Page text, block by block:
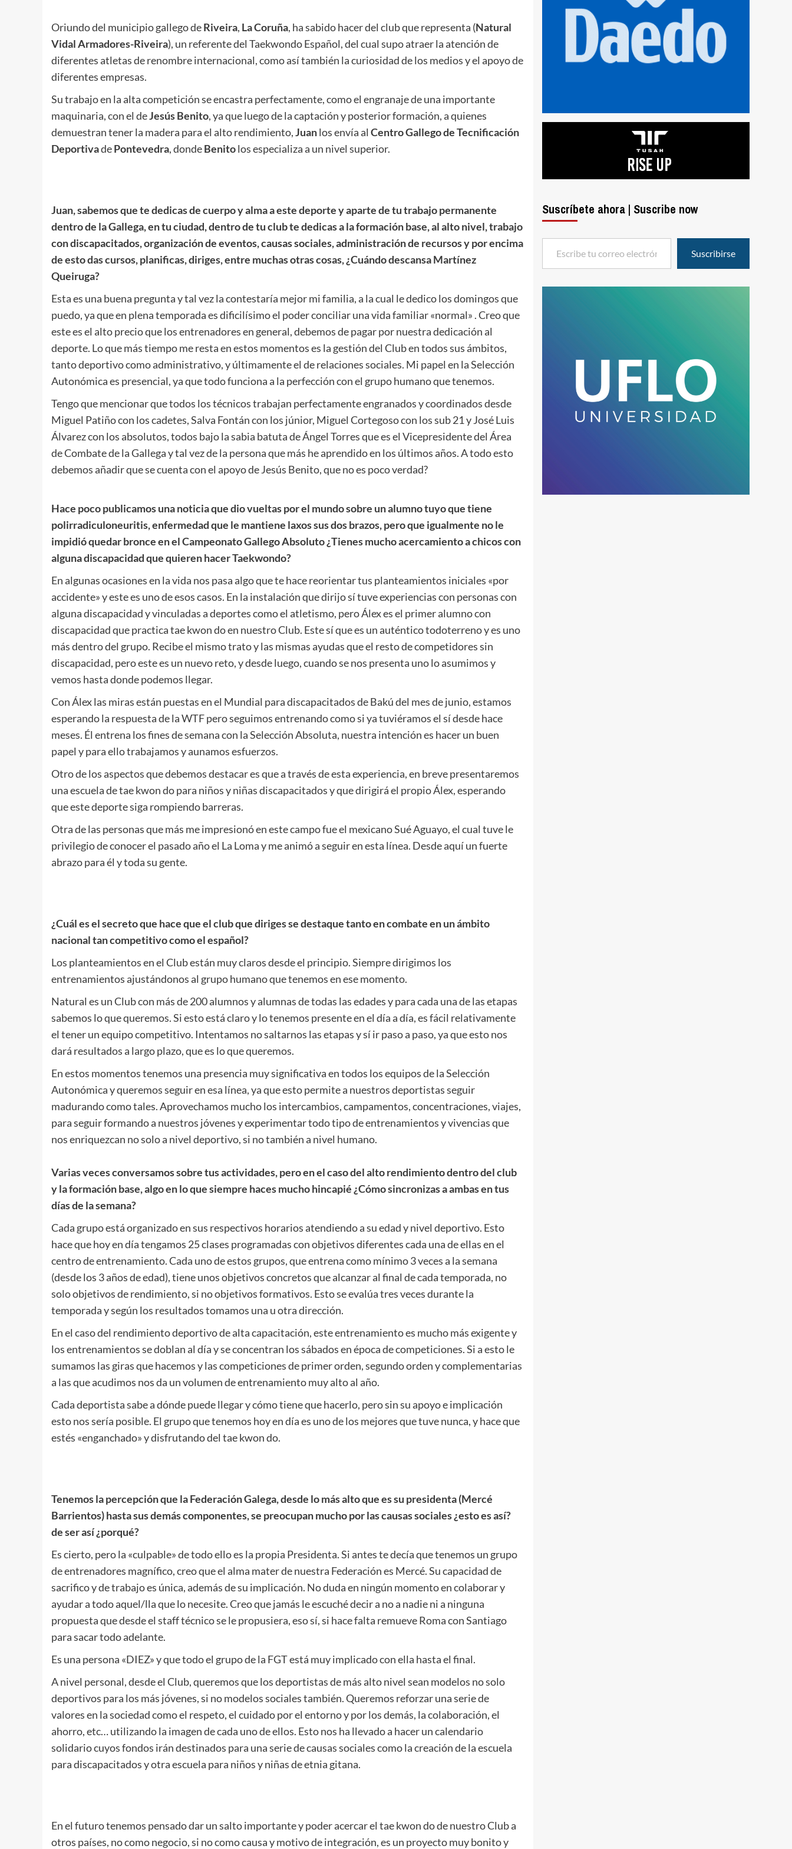
Oriundo del municipio gallego deRiveira, La Coruña, ha sabido hacer del club que representa (Natural
Vidal Armadores-Riveira), un referente del Taekwondo Español, del cual supo atraer la atención de
diferentes atletas de renombre internacional, como así también la curiosidad de los medios y el apoyo de
diferentes empresas.
Su trabajo en la alta competición se encastra perfectamente, como el engranaje de una importante
maquinaria, con el deJesús Benito, ya que luego de la captación y posterior formación, a quienes
demuestran tener la madera para el alto rendimiento,Juanlos envía al Centro Gallego de Tecnificación
DeportivadePontevedra, dondeBenitolos especializa a un nivel superior.
Juan, sabemos que te dedicas de cuerpo y alma a este deporte y aparte de tu trabajo permanente
dentro de la Gallega, en tu ciudad, dentro de tu club te dedicas a la formación base, al alto nivel, trabajo
con discapacitados, organización de eventos, causas sociales, administración de recursos y por encima
de esto das cursos, planificas, diriges, entre muchas otras cosas, ¿Cuándo descansa Martínez
Queiruga?
Esta es una buena pregunta y tal vez la contestaría mejor mi familia, a la cual le dedico los domingos que
puedo, ya que en plena temporada es dificilísimo el poder conciliar una vida familiar «normal» . Creo que
este es el alto precio que los entrenadores en general, debemos de pagar por nuestra dedicación al
deporte. Lo que más tiempo me resta en estos momentos es la gestión del Club en todos sus ámbitos,
tanto deportivo como administrativo, y últimamente el de relaciones sociales. Mi papel en la Selección
Autonómica es presencial, ya que todo funciona a la perfección con el grupo humano que tenemos.
Tengo que mencionar que todos los técnicos trabajan perfectamente engranados y coordinados desde
Miguel Patiño con los cadetes, Salva Fontán con los júnior, Miguel Cortegoso con los sub 21 y José Luis
Álvarez con los absolutos, todos bajo la sabia batuta de Ángel Torres que es el Vicepresidente del Área
de Combate de la Gallega y tal vez de la persona que más he aprendido en los últimos años. A todo esto
debemos añadir que se cuenta con el apoyo de Jesús Benito, que no es poco verdad?
Hace poco publicamos una noticia que dio vueltas por el mundo sobre un alumno tuyo que tiene
polirradiculoneuritis, enfermedad que le mantiene laxos sus dos brazos, pero que igualmente no le
impidió quedar bronce en el Campeonato Gallego Absoluto ¿Tienes mucho acercamiento a chicos con
alguna discapacidad que quieren hacer Taekwondo?
En algunas ocasiones en la vida nos pasa algo que te hace reorientar tus planteamientos iniciales «por
accidente» y este es uno de esos casos. En la instalación que dirijo sí tuve experiencias con personas con
alguna discapacidad y vinculadas a deportes como el atletismo, pero Álex es el primer alumno con
discapacidad que practica tae kwon do en nuestro Club. Este sí que es un auténtico todoterreno y es uno
más dentro del grupo. Recibe el mismo trato y las mismas ayudas que el resto de competidores sin
discapacidad, pero este es un nuevo reto, y desde luego, cuando se nos presenta uno lo asumimos y
vemos hasta donde podemos llegar.
Con Álex las miras están puestas en el Mundial para discapacitados de Bakú del mes de junio, estamos
esperando la respuesta de la WTF pero seguimos entrenando como si ya tuviéramos el sí desde hace
meses. Él entrena los fines de semana con la Selección Absoluta, nuestra intención es hacer un buen
papel y para ello trabajamos y aunamos esfuerzos.
Otro de los aspectos que debemos destacar es que a través de esta experiencia, en breve presentaremos
una escuela de tae kwon do para niños y niñas discapacitados y que dirigirá el propio Álex, esperando
que este deporte siga rompiendo barreras.
Otra de las personas que más me impresionó en este campo fue el mexicano Sué Aguayo, el cual tuve le
privilegio de conocer el pasado año el La Loma y me animó a seguir en esta línea. Desde aquí un fuerte
abrazo para él y toda su gente.
¿Cuál es el secreto que hace que el club que diriges se destaque tanto en combate en un ámbito
nacional tan competitivo como el español?
Los planteamientos en el Club están muy claros desde el principio. Siempre dirigimos los
entrenamientos ajustándonos al grupo humano que tenemos en ese momento.
Natural es un Club con más de 200 alumnos y alumnas de todas las edades y para cada una de las etapas
sabemos lo que queremos. Si esto está claro y lo tenemos presente en el día a día, es fácil relativamente
el tener un equipo competitivo. Intentamos no saltarnos las etapas y sí ir paso a paso, ya que esto nos
dará resultados a largo plazo, que es lo que queremos.
En estos momentos tenemos una presencia muy significativa en todos los equipos de la Selección
Autonómica y queremos seguir en esa línea, ya que esto permite a nuestros deportistas seguir
madurando como tales. Aprovechamos mucho los intercambios, campamentos, concentraciones, viajes,
para seguir formando a nuestros jóvenes y experimentar todo tipo de entrenamientos y vivencias que
nos enriquezcan no solo a nivel deportivo, si no también a nivel humano.
Varias veces conversamos sobre tus actividades, pero en el caso del alto rendimiento dentro del club
y la formación base, algo en lo que siempre haces mucho hincapié ¿Cómo sincronizas a ambas en tus
días de la semana?
Cada grupo está organizado en sus respectivos horarios atendiendo a su edad y nivel deportivo. Esto
hace que hoy en día tengamos 25 clases programadas con objetivos diferentes cada una de ellas en el
centro de entrenamiento. Cada uno de estos grupos, que entrena como mínimo 3 veces a la semana
(desde los 3 años de edad), tiene unos objetivos concretos que alcanzar al final de cada temporada, no
solo objetivos de rendimiento, si no objetivos formativos. Esto se evalúa tres veces durante la
temporada y según los resultados tomamos una u otra dirección.
En el caso del rendimiento deportivo de alta capacitación, este entrenamiento es mucho más exigente y
los entrenamientos se doblan al día y se concentran los sábados en época de competiciones. Si a esto le
sumamos las giras que hacemos y las competiciones de primer orden, segundo orden y complementarias
a las que acudimos nos da un volumen de entrenamiento muy alto al año.
Cada deportista sabe a dónde puede llegar y cómo tiene que hacerlo, pero sin su apoyo e implicación
esto nos sería posible. El grupo que tenemos hoy en día es uno de los mejores que tuve nunca, y hace que
estés «enganchado» y disfrutando del tae kwon do.
Tenemos la percepción que la Federación Galega, desde lo más alto que es su presidenta (Mercé
Barrientos) hasta sus demás componentes, se preocupan mucho por las causas sociales ¿esto es así?
de ser así ¿porqué?
Es cierto, pero la «culpable» de todo ello es la propia Presidenta. Si antes te decía que tenemos un grupo
de entrenadores magnífico, creo que el alma mater de nuestra Federación es Mercé. Su capacidad de
sacrifico y de trabajo es única, además de su implicación. No duda en ningún momento en colaborar y
ayudar a todo aquel/lla que lo necesite. Creo que jamás le escuché decir a no a nadie ni a ninguna
propuesta que desde el staff técnico se le propusiera, eso sí, si hace falta remueve Roma con Santiago
para sacar todo adelante.
Es una persona «DIEZ» y que todo el grupo de la FGT está muy implicado con ella hasta el final.
A nivel personal, desde el Club, queremos que los deportistas de más alto nivel sean modelos no solo
deportivos para los más jóvenes, si no modelos sociales también. Queremos reforzar una serie de
valores en la sociedad como el respeto, el cuidado por el entorno y por los demás, la colaboración, el
ahorro, etc… utilizando la imagen de cada uno de ellos. Esto nos ha llevado a hacer un calendario
solidario cuyos fondos irán destinados para una serie de causas sociales como la creación de la escuela
para discapacitados y otra escuela para niños y niñas de etnia gitana.
En el futuro tenemos pensado dar un salto importante y poder acercar el tae kwon do de nuestro Club a
otros países, no como negocio, si no como causa y motivo de integración, es un proyecto muy bonito y
Suscríbete ahora | Suscribe now
Escribe tu correo electrónico…
Suscribirse